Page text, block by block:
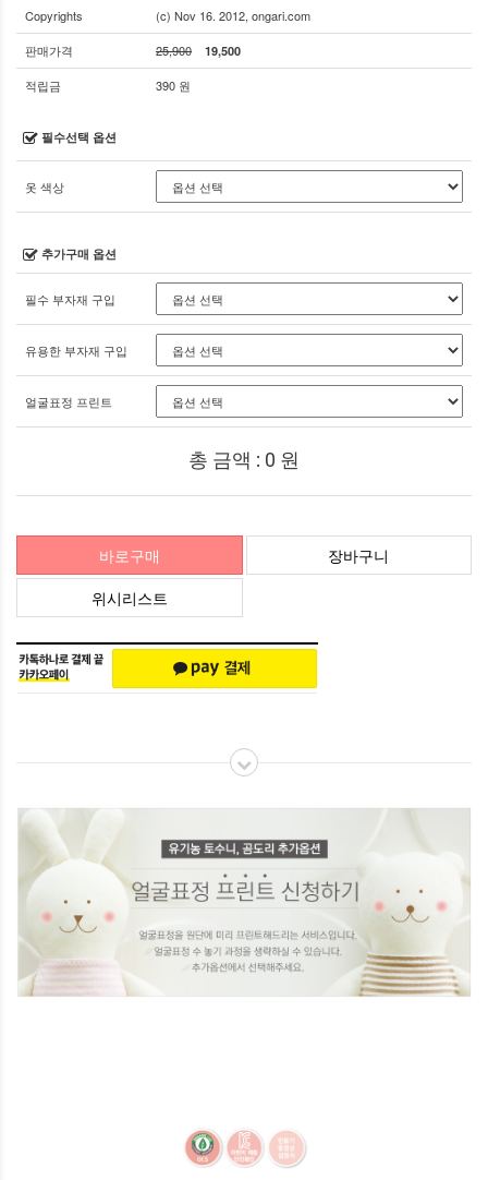
Copyrights
(c) Nov 16. 2012, ongari.com
판매가격
25,900 19,500
적립금 390 원
필수선택 옵션
옷 색상
추가구매 옵션
필수 부자재 구입
유용한 부자재 구입
얼굴표정 프린트
총 금액 : 0 원
바로구매
장바구니
위시리스트